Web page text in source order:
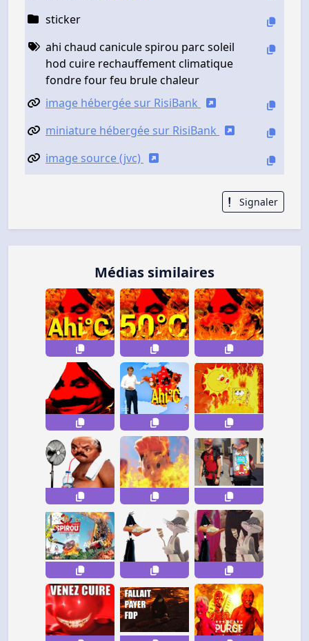
sticker
ahi chaud canicule spirou parc soleil
hod cuire rechauffement climatique
fondre four feu brule chaleur
image hébergée sur RisiBank
miniature hébergée sur RisiBank
image source (jvc)
Signaler
Médias similaires